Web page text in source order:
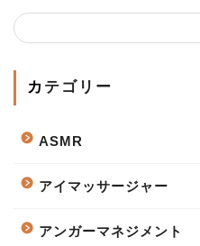
カテゴリー
ASMR
アイマッサージャー
アンガーマネジメント